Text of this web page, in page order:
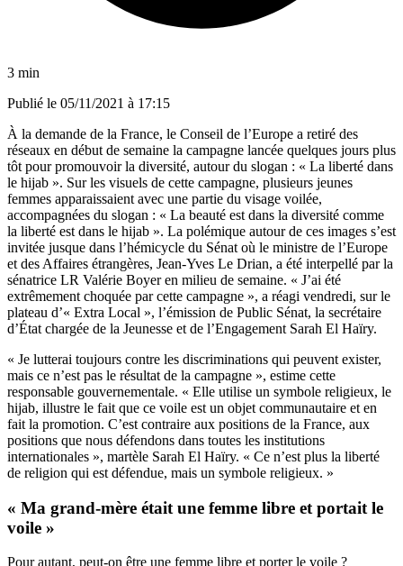
3 min
Publié le 05/11/2021 à 17:15
À la demande de la France, le Conseil de l’Europe a retiré des
réseaux en début de semaine la campagne lancée quelques jours plus
tôt pour promouvoir la diversité, autour du slogan : « La liberté dans
le hijab ». Sur les visuels de cette campagne, plusieurs jeunes
femmes apparaissaient avec une partie du visage voilée,
accompagnées du slogan : « La beauté est dans la diversité comme
la liberté est dans le hijab ». La polémique autour de ces images s’est
invitée jusque dans l’hémicycle du Sénat où le ministre de l’Europe
et des Affaires étrangères, Jean-Yves Le Drian, a été interpellé par la
sénatrice LR Valérie Boyer en milieu de semaine. « J’ai été
extrêmement choquée par cette campagne », a réagi vendredi, sur le
plateau d’« Extra Local », l’émission de Public Sénat, la secrétaire
d’État chargée de la Jeunesse et de l’Engagement Sarah El Haïry.
« Je lutterai toujours contre les discriminations qui peuvent exister,
mais ce n’est pas le résultat de la campagne », estime cette
responsable gouvernementale. « Elle utilise un symbole religieux, le
hijab, illustre le fait que ce voile est un objet communautaire et en
fait la promotion. C’est contraire aux positions de la France, aux
positions que nous défendons dans toutes les institutions
internationales », martèle Sarah El Haïry. « Ce n’est plus la liberté
de religion qui est défendue, mais un symbole religieux. »
« Ma grand-mère était une femme libre et portait le
voile »
Pour autant, peut-on être une femme libre et porter le voile ?